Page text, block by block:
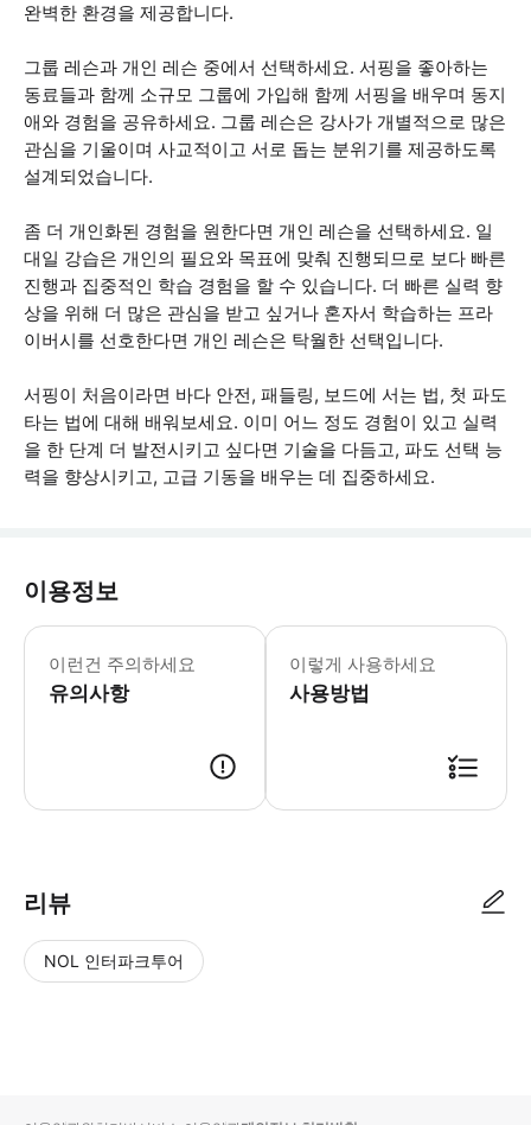
완벽한 환경을 제공합니다.
그룹 레슨과 개인 레슨 중에서 선택하세요. 서핑을 좋아하는
동료들과 함께 소규모 그룹에 가입해 함께 서핑을 배우며 동지
애와 경험을 공유하세요. 그룹 레슨은 강사가 개별적으로 많은
관심을 기울이며 사교적이고 서로 돕는 분위기를 제공하도록
설계되었습니다.
좀 더 개인화된 경험을 원한다면 개인 레슨을 선택하세요. 일
대일 강습은 개인의 필요와 목표에 맞춰 진행되므로 보다 빠른
진행과 집중적인 학습 경험을 할 수 있습니다. 더 빠른 실력 향
상을 위해 더 많은 관심을 받고 싶거나 혼자서 학습하는 프라
이버시를 선호한다면 개인 레슨은 탁월한 선택입니다.
서핑이 처음이라면 바다 안전, 패들링, 보드에 서는 법, 첫 파도
타는 법에 대해 배워보세요. 이미 어느 정도 경험이 있고 실력
을 한 단계 더 발전시키고 싶다면 기술을 다듬고, 파도 선택 능
력을 향상시키고, 고급 기동을 배우는 데 집중하세요.
이용정보
이런건 주의하세요
유의사항
전일 옵션에 참여하는 경우, 점심 시
이렇게 사용하세요
사용방법
리뷰
NOL 인터파크투어